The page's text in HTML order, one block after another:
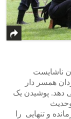
ناشایست
همسر دار
دهد. پوشیدن یک
و تنهایی را